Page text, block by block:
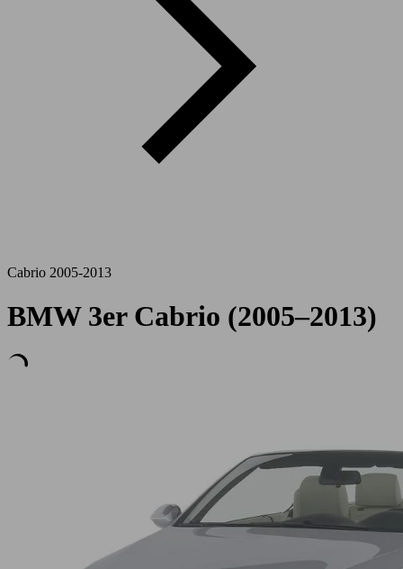
Cabrio 2005-2013
BMW 3er Cabrio (2005–2013)